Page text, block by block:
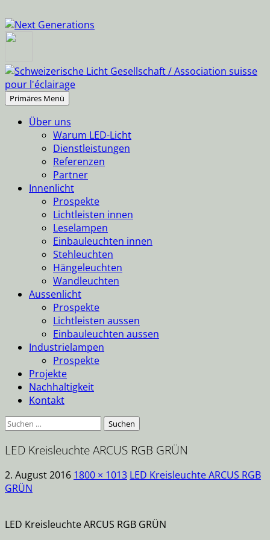
Suchen
Primäres Menü Springe
Inhalt
Über uns
Warum LED-Licht
Dienstleistungen
Referenzen
Partner
Innenlicht
Prospekte
Lichtleisten innen
Leselampen
Einbauleuchten innen
Stehleuchten
Hängeleuchten
Wandleuchten
Aussenlicht
Prospekte
Lichtleisten aussen
Einbauleuchten aussen
Industrielampen
Prospekte
Projekte
Nachhaltigkeit
Kontakt
Suche
LED Kreisleuchte ARCUS RGB GRÜN
2. August 2016 1800 × 1013 LED Kreisleuchte ARCUS RGB
GRÜN
LED Kreisleuchte ARCUS RGB GRÜN